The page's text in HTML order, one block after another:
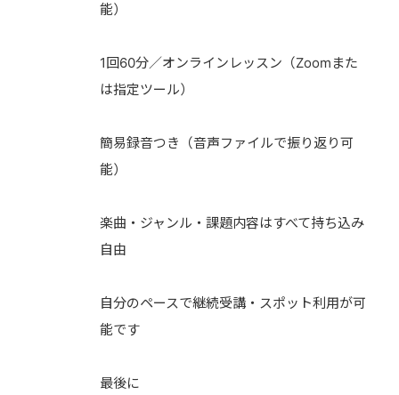
能）
1回60分／オンラインレッスン（Zoomまた
は指定ツール）
簡易録音つき（音声ファイルで振り返り可
能）
楽曲・ジャンル・課題内容はすべて持ち込み
自由
自分のペースで継続受講・スポット利用が可
能です
最後に